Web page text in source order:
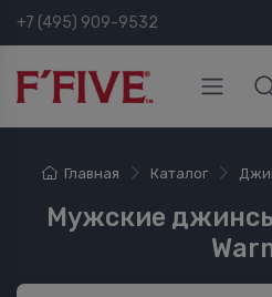
+7 (495) 909-9532
Главная Каталог
Мужские